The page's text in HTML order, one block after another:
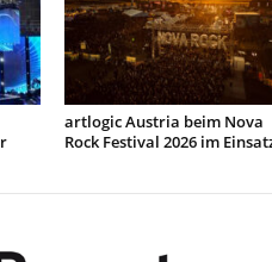
artlogic Austria beim Nova
Rock Festival 2026 im